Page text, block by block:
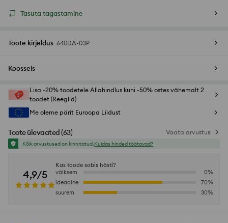
Tasuta tagastamine
Toote kirjeldus 640DA-03P
Koosseis
Lisa -20% toodetele Allahindlus kuni -50% ostes vähemalt 2
toodet (Reeglid)
Me oleme pärit Euroopa Liidust
Toote ülevaated (63) Vaata arvustusi
Kõik arvustused on kinnitatud.Kuidas hinded töötavad?
4,9/5
Kas toode sobis hästi?
väiksem
0%
ideaalne
70%
suurem
30%